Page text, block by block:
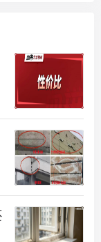
270°转角窗，
窗，
。海淀这把虽然
得房率的节
型也算是超配